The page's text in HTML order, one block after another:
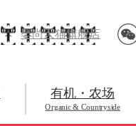
婴尚天猫旗舰店
有机・农场
Organic & Countryside